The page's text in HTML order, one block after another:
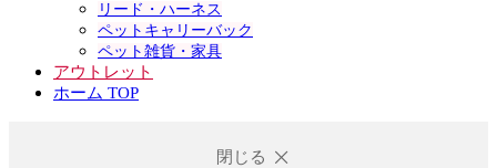
リード・ハーネス
ペットキャリーバック
ペット雑貨・家具
アウトレット
ホーム TOP
閉じる